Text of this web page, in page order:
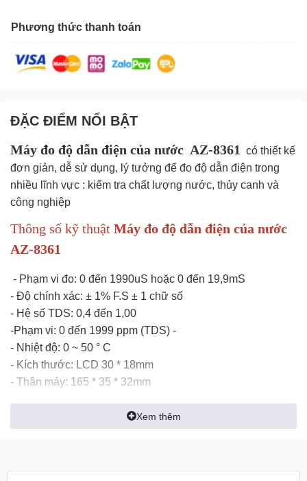
Phương thức thanh toán
ĐẶC ĐIỂM NỔI BẬT
Máy đo độ dẫn điện của nước AZ-8361
có thiết kế
đơn giản, dễ sử dụng, lý tưởng để đo độ dẫn điện trong
nhiều lĩnh vực : kiểm tra chất lượng nước, thủy canh và
công nghiệp
Thông số kỹ thuật Máy đo độ dẫn điện của nước
AZ-8361
- Phạm vi đo: 0 đến 1990uS hoặc 0 đến 19,9mS
- Độ chính xác: ± 1% F.S ± 1 chữ số
- Hệ số TDS: 0,4 đến 1,00
-Phạm vi: 0 đến 1999 ppm (TDS) -
- Nhiệt độ: 0 ~ 50 ° C
- Kích thước: LCD 30 * 18mm
- Thân máy: 165 * 35 * 32mm
Xem thêm